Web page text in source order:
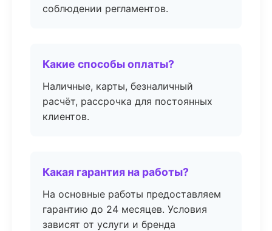
соблюдении регламентов.
Какие способы оплаты?
Наличные, карты, безналичный
расчёт, рассрочка для постоянных
клиентов.
Какая гарантия на работы?
На основные работы предоставляем
гарантию до 24 месяцев. Условия
зависят от услуги и бренда